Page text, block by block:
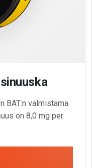
BAT:n valmistama
on 8,0 mg per